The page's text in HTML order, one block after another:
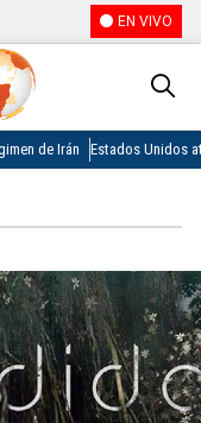
EN VIVO
de Irán Estados Unidos